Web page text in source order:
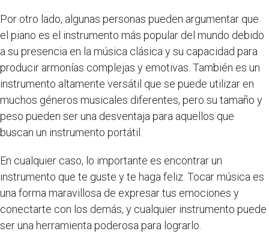
Por otro lado, algunas personas pueden argumentar que
el piano es el instrumento más popular del mundo debido
a su presencia en la música clásica y su capacidad para
producir armonías complejas y emotivas. También es un
instrumento altamente versátil que se puede utilizar en
muchos géneros musicales diferentes, pero su tamaño y
peso pueden ser una desventaja para aquellos que
buscan un instrumento portátil.
En cualquier caso, lo importante es encontrar un
instrumento que te guste y te haga feliz. Tocar música es
una forma maravillosa de expresar tus emociones y
conectarte con los demás, y cualquier instrumento puede
ser una herramienta poderosa para lograrlo.